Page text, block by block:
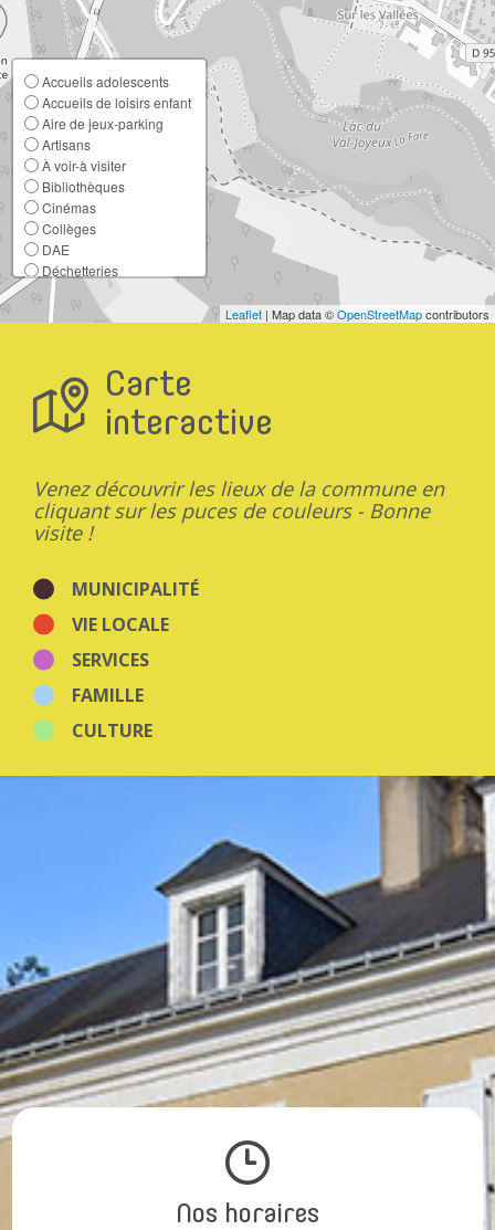
Accueils adolescents
Accueils de loisirs enfant
Aire de jeux-parking
Artisans
À voir-à visiter
Bibliothèques
Cinémas
Collèges
DAE
Déchetteries
Ecoles élémentaires
Ecoles maternelles
Lieux de culte
Mairies
Multi-accueil
Offices de Tourisme
Points d'apport volontaire
Restaurants
Salles
Santé
Sport
Zones d'activités
Autres
Leaflet | Map data ©OpenStreetMapcontributors
Carte
interactive
Venez découvrir les lieux de la commune en
cliquant sur les puces de couleurs - Bonne
visite !
MUNICIPALITÉ
VIE LOCALE
SERVICES
FAMILLE
CULTURE
Nos horaires